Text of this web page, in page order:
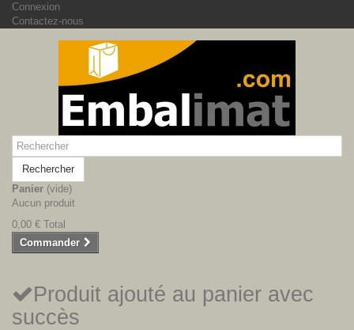
Connexion
Contactez-nous
Rechercher
Panier (vide)
Aucun produit
0,00 € Total
Commander
Produit ajouté au panier avec
succès